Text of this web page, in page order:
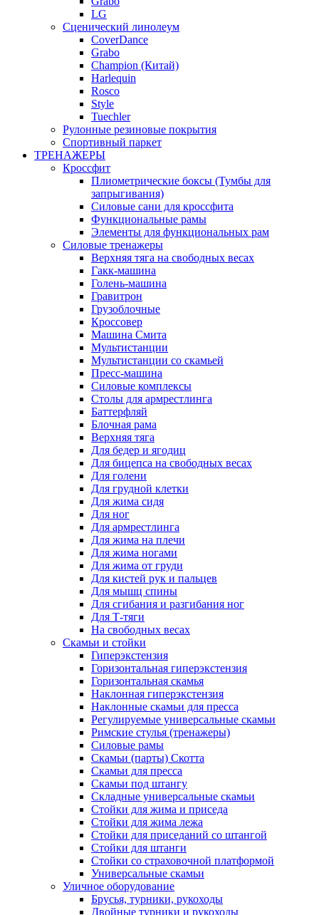
LG
Сценический линолеум
CoverDance
Grabo
Champion (Китай)
Harlequin
Rosco
Style
Tuechler
Рулонные резиновые покрытия
Спортивный паркет
ТРЕНАЖЕРЫ
Кроссфит
Плиометрические боксы (Тумбы для
запрыгивания)
Силовые сани для кроссфита
Функциональные рамы
Элементы для функциональных рам
Силовые тренажеры
Верхняя тяга на свободных весах
Гакк-машина
Голень-машина
Гравитрон
Грузоблочные
Кроссовер
Машина Смита
Мультистанции
Мультистанции со скамьей
Пресс-машина
Силовые комплексы
Столы для армрестлинга
Баттерфляй
Блочная рама
Верхняя тяга
Для бедер и ягодиц
Для бицепса на свободных весах
Для голени
Для грудной клетки
Для жима сидя
Для ног
Для армрестлинга
Для жима на плечи
Для жима ногами
Для жима от груди
Для кистей рук и пальцев
Для мышц спины
Для сгибания и разгибания ног
Для Т-тяги
На свободных весах
Скамьи и стойки
Гиперэкстензия
Горизонтальная гиперэкстензия
Горизонтальная скамья
Наклонная гиперэкстензия
Наклонные скамьи для пресса
Регулируемые универсальные скамьи
Римские стулья (тренажеры)
Силовые рамы
Скамьи (парты) Скотта
Скамьи для пресса
Скамьи под штангу
Складные универсальные скамьи
Стойки для жима и приседа
Стойки для жима лежа
Стойки для приседаний со штангой
Стойки для штанги
Стойки со страховочной платформой
Универсальные скамьи
Уличное оборудование
Брусья, турники, рукоходы
Двойные турники и рукоходы